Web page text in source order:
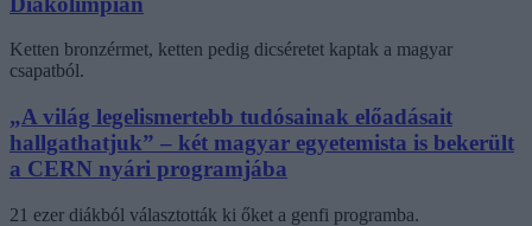
Ketten bronzérmet, ketten pedig dicséretet kaptak a magyar
csapatból.
„A világ legelismertebb tudósainak előadásait
hallgathatjuk” – két magyar egyetemista is bekerült
a CERN nyári programjába
21 ezer diákból választották ki őket a genfi programba.